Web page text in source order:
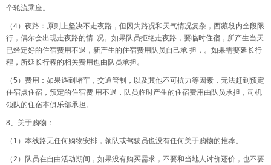
个轮流乘座。
（4）夜路：原则上坚决不走夜路，但因为路况和天气情况复杂，西藏段内全段限
行，偶尔会出现走夜路的情 况。如果队员拒绝走夜路，要临时住宿，所产生当天
已经定好的住宿费用不退，新产生的住宿费用队员自己承 担，。如果需要延长行
程，所延长行程的相关费用也由队员承担。
（5）费用：如果遇到堵车，交通管制，以及其他不可抗力等因素，无法赶到预定
住宿点住宿，预定的住宿费 用不退，队员临时产生的住宿费用由队员承担，司机
领队的住宿本俱乐部承担。
8、关于购物：
（1）本线路无任何购物安排，领队或驾驶员也没有任何关于购物的推荐。
（2）队员在自由活动期间，如果没有购买需求，不要和当地人讨价还价，也不要